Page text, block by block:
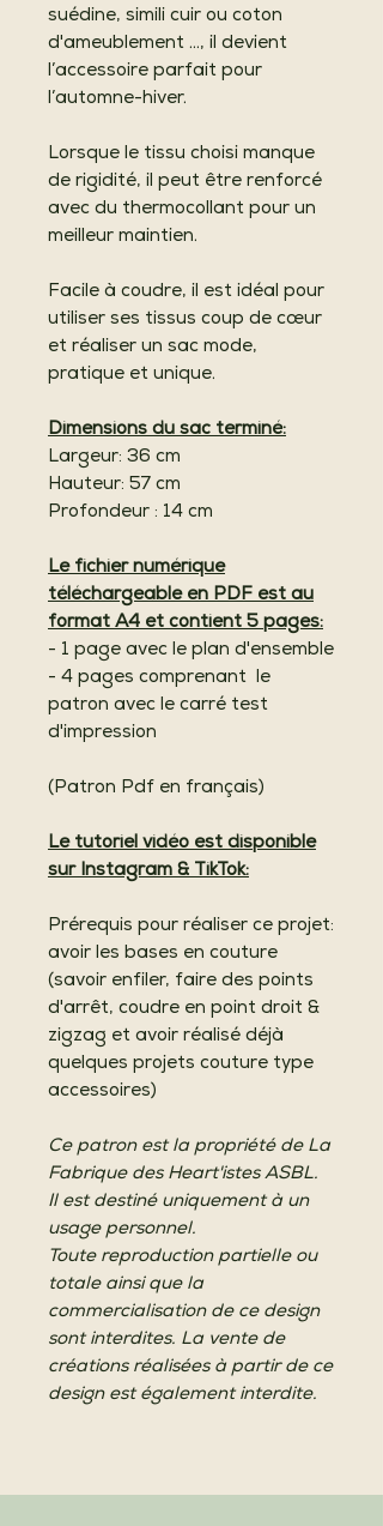
suédine, simili cuir ou coton
d'ameublement ..., il devient
l’accessoire parfait pour
l’automne-hiver.
Lorsque le tissu choisi manque
de rigidité, il peut être renforcé
avec du thermocollant pour un
meilleur maintien.
Facile à coudre, il est idéal pour
utiliser ses tissus coup de cœur
et réaliser un sac mode,
pratique et unique.
Dimensions du sac terminé:
Largeur: 36 cm
Hauteur: 57 cm
Profondeur : 14 cm
Le fichier numérique
téléchargeable en PDF est au
format A4 et contient 5 pages:
- 1 page avec le plan d'ensemble
- 4 pages comprenant le
patron avec le carré test
d'impression
(Patron Pdf en français)
Le tutoriel vidéo est disponible
sur Instagram & TikTok:
Prérequis pour réaliser ce projet:
avoir les bases en couture
(savoir enfiler, faire des points
d'arrêt, coudre en point droit &
zigzag et avoir réalisé déjà
quelques projets couture type
accessoires)
Ce patron est la propriété de La
Fabrique des Heart'istes ASBL.
Il est destiné uniquement à un
usage personnel.
Toute reproduction partielle ou
totale ainsi que la
commercialisation de ce design
sont interdites. La vente de
créations réalisées à partir de ce
design est également interdite.